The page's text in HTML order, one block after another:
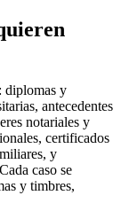
diplomas y
antecedentes
notariales y
certificados
y
caso se
y timbres,